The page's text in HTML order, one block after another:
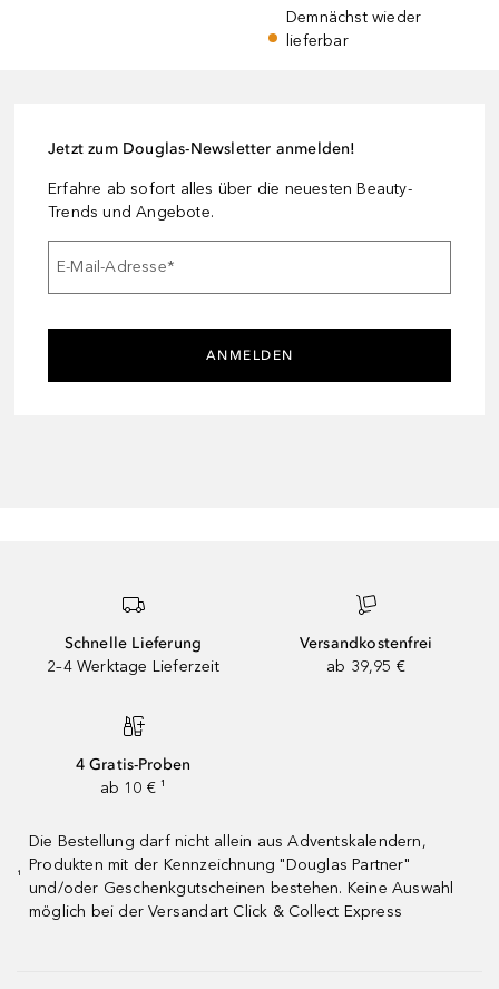
Demnächst wieder
lieferbar
Jetzt zum Douglas-Newsletter anmelden!
Erfahre ab sofort alles über die neuesten Beauty-
Trends und Angebote.
E-Mail-Adresse*
ANMELDEN
Schnelle Lieferung
2–4 Werktage Lieferzeit
Versandkostenfrei
ab 39,95 €
4 Gratis-Proben
ab 10 € ¹
¹
Die Bestellung darf nicht allein aus Adventskalendern,
Produkten mit der Kennzeichnung "Douglas Partner"
und/oder Geschenkgutscheinen bestehen. Keine Auswahl
möglich bei der Versandart Click & Collect Express